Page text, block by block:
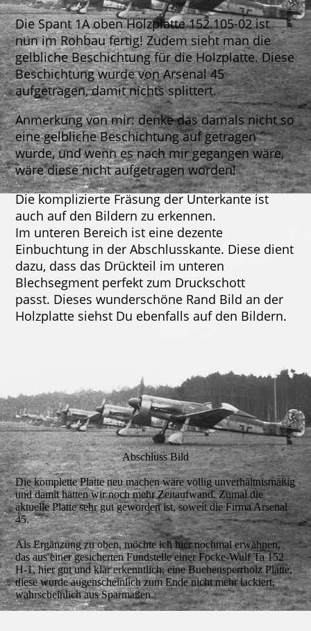
Die Spant 1A oben Holzplatte 152.105-02 ist
nun im Rohbau fertig! Zudem sieht man die
gelbliche Beschichtung für die Holzplatte. Diese
Beschichtung wurde von Arsenal 45
aufgetragen, damit nichts splittert.
Anmerkung von mir: denke das damals nicht so
eine gelbliche Beschichtung auf getragen
wurde, und wenn es nach mir gegangen wäre,
wäre diese nicht aufgetragen worden!
Die komplizierte Fräsung der Unterkante ist
auch auf den Bildern zu erkennen.
Im unteren Bereich ist eine dezente
Einbuchtung in der Abschlusskante. Diese dient
dazu, dass das Drückteil im unteren
Blechsegment perfekt zum Druckschott
passt. Dieses wunderschöne Rand Bild an der
Holzplatte siehst Du ebenfalls auf den Bildern.
Oben 12 -
Abschluss Bild
Die komplette Platte neu machen wäre völlig unverhältnismäßig
und damit hätten wir noch mehr Zeitaufwand. Zumal die
aktuelle Platte sehr gut geworden ist, soweit die Firma Arsenal
45.
Als Ergänzung zu oben, möchte ich hier nochmal erwähnen,
das aus einer gesicherten Fundstelle einer Focke-Wulf Ta 152
H-1, hier gut und klar erkenntlich, eine Buchensperrholz Platte,
diese wurde augenscheinlich zum Ende nicht mehr lackiert,
wahrscheinlich aus Sparmaßen.